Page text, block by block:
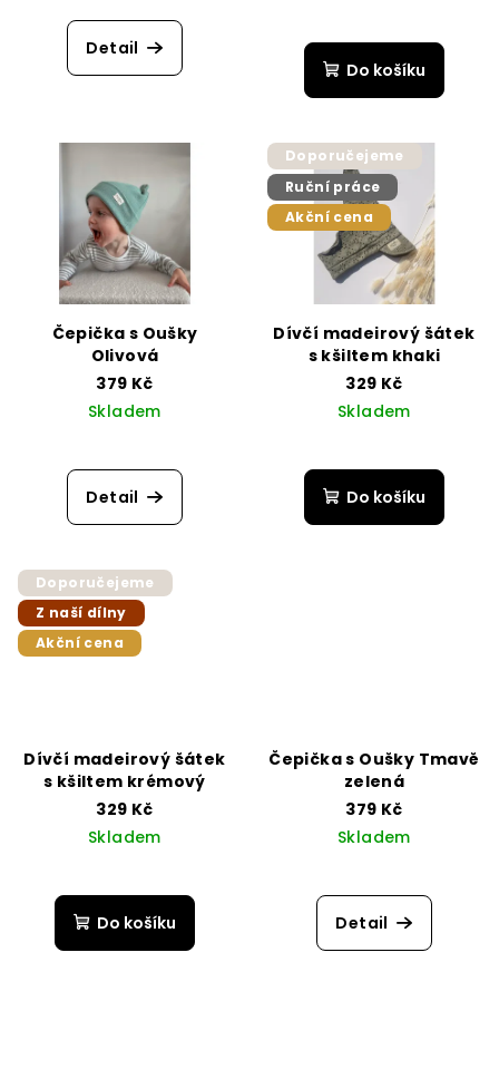
Detail
Do košíku
Čepička s Oušky
Olivová
379 Kč
Skladem
Detail
Doporučejeme
Ruční práce
Akční cena
Dívčí madeirový šátek
s kšiltem khaki
329 Kč
Skladem
Do košíku
Doporučejeme
Z naší dílny
Akční cena
Dívčí madeirový šátek
s kšiltem krémový
329 Kč
Skladem
Do košíku
Čepička s Oušky Tmavě
zelená
379 Kč
Skladem
Detail